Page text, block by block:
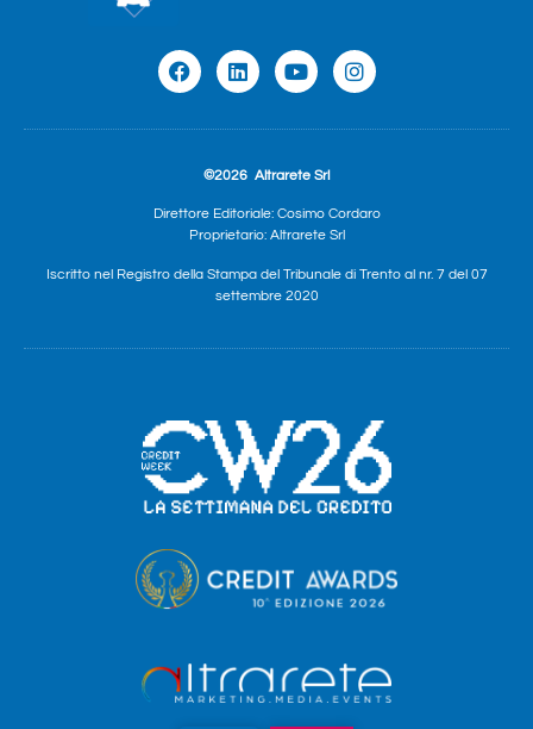
©2026 Altrarete Srl
Direttore Editoriale: Cosimo Cordaro
Proprietario: Altrarete Srl
Iscritto nel Registro della Stampa del Tribunale di Trento al nr. 7 del 07
settembre 2020